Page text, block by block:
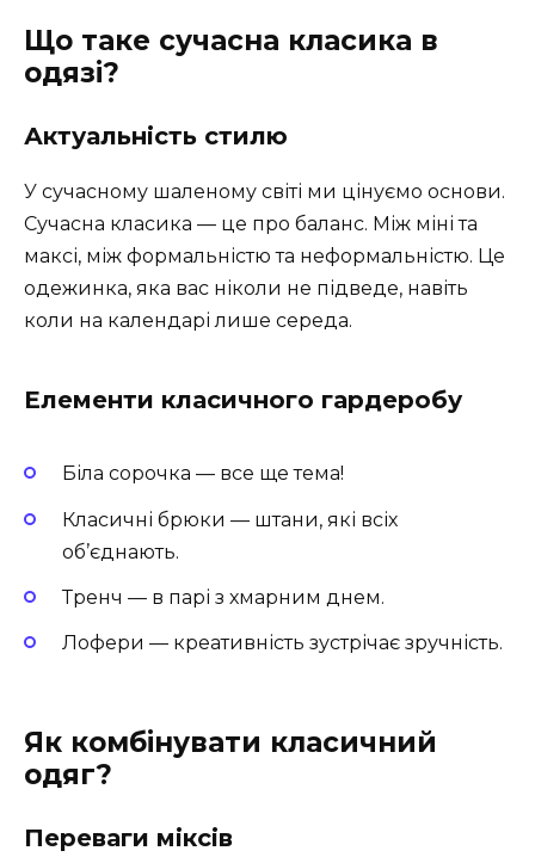
Що таке сучасна класика в
одязі?
Актуальність стилю
У сучасному шаленому світі ми цінуємо основи.
Сучасна класика — це про баланс. Між міні та
максі, між формальністю та неформальністю. Це
одежинка, яка вас ніколи не підведе, навіть
коли на календарі лише середа.
Елементи класичного гардеробу
Біла сорочка — все ще тема!
Класичні брюки — штани, які всіх
об’єднають.
Тренч — в парі з хмарним днем.
Лофери — креативність зустрічає зручність.
Як комбінувати класичний
одяг?
Переваги міксів